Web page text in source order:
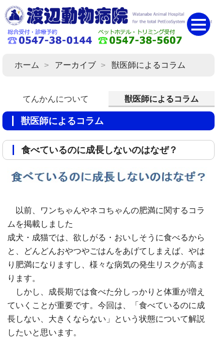
ホーム アーカイブ 獣医師によるコラム
てんかんについて 獣医師によるコラム
獣医師によるコラム
食べているのに成長しないのはなぜ？
以前、ワンちゃんやネコちゃんの肥満に関するコラ
ムを掲載しました
成犬・成猫では、欲しがる・おいしそうに食べるから
と、どんどんおやつやごはんをあげてしまえば、やは
り肥満になりますし、様々な病気の発生リスクが高ま
ります。
しかし、成長期では食べた分しっかりと体重が増え
ていくことが重要です。今回は、「食べているのに成
長しない、大きくならない」という状態について解説
したいと思います。